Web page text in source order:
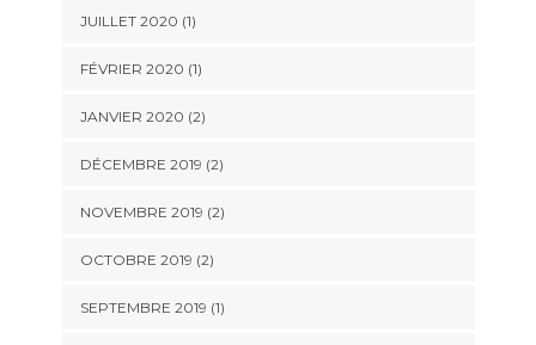
JUILLET 2020 (1)
FÉVRIER 2020 (1)
JANVIER 2020 (2)
DÉCEMBRE 2019 (2)
NOVEMBRE 2019 (2)
OCTOBRE 2019 (2)
SEPTEMBRE 2019 (1)